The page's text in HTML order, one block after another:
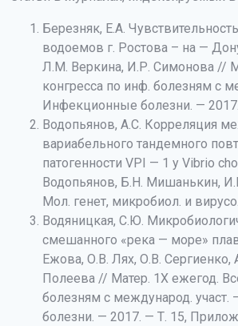
Березняк, Е.А.
водоемов г. Ростова – на —
Л.М. Веркина, И.Р. Симонова //
конгресса по инф. болезням с
Инфекционные болезни. —
Водопьянов, А.С. Корреляция
вариабельного тандемного
патогенности VPI — 1 у Vibrio
Водопьянов, Б.Н. Мишанькин,
Мол. генет, микробиол. и
Водяницкая, С.Ю.
смешанного «река — море»
Ежова, О.В. Лях, О.В.
Полеева // Матер. 1Х ежегод.
болезням с международ.
болезни. — 2017. — Т. 15,